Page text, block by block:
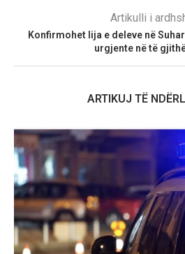
Artikulli i
Konfirmohet lija e deleve në
urgjente në të
ARTIKUJ TË